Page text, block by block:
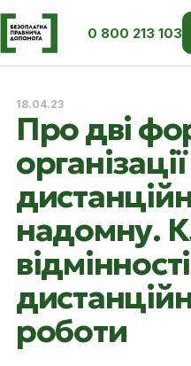
0 800 213 103
18.04.23
Про дві
надомну.
відмінності
роботи